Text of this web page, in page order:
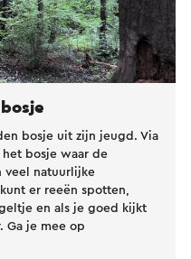
bosje uit zijn jeugd. Via
bosje waar de
veel natuurlijke
er reeën spotten,
en als je goed kijkt
Ga je mee op